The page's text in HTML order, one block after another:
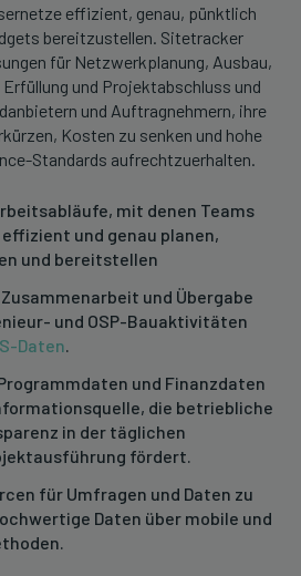
effizient, genau, pünktlich
bereitzustellen. Sitetracker
für Netzwerkplanung, Ausbau,
und Projektabschluss und
und Auftragnehmern, ihre
Kosten zu senken und hohe
Standards aufrechtzuerhalten.
mit denen Teams
und genau planen,
und bereitstellen
und Übergabe
und OSP-Bauaktivitäten
Daten
und Finanzdaten
die betriebliche
in der täglichen
fördert.
für Umfragen und Daten zu
Daten über mobile und